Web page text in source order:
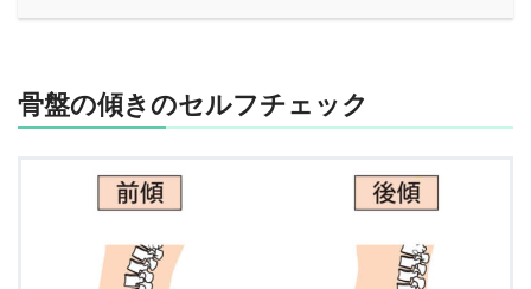
骨盤の傾きのセルフチェック